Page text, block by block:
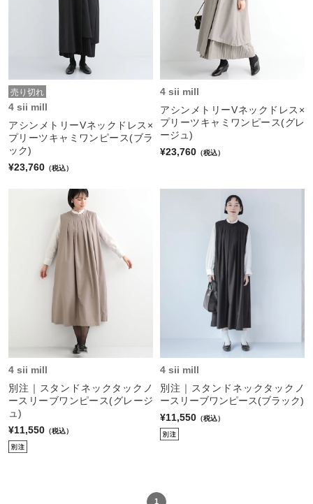
売り切れ
4 sii mill
アシンメトリーVネックドレス×
プリーツキャミワンピース(ブラ
ック)
¥23,760 （税込）
4 sii mill
アシンメトリーVネックドレス×
プリーツキャミワンピース(グレ
ージュ)
¥23,760 （税込）
4 sii mill
別注｜スタンドネックタックノ
ースリーブワンピース(グレージ
ュ)
¥11,550 （税込）
4 sii mill
別注｜スタンドネックタックノ
ースリーブワンピース(ブラック)
¥11,550 （税込）
1